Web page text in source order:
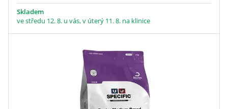
Skladem
ve středu 12. 8. u vás, v úterý 11. 8. na klinice